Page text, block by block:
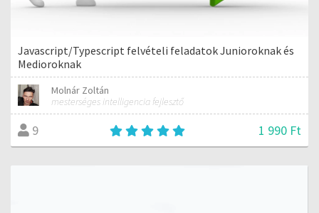
Javascript/Typescript felvételi feladatok Junioroknak és
Medioroknak
Molnár Zoltán
mesterséges intelligencia fejlesztő
9 1 990 Ft